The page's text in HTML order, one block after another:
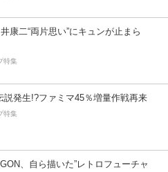
康二“両片思い”にキュンが止まら
特集
説発生!?ファミマ45％増量作戦再来
特集
、自ら描いた”レトロフューチャ